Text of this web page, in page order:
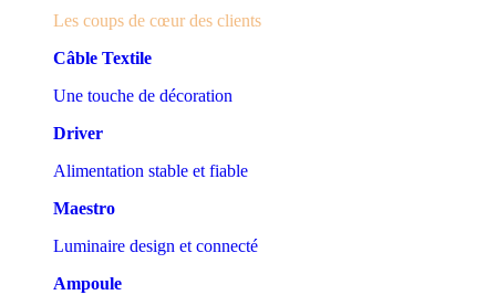
Les coups de cœur des clients
Câble Textile
Une touche de décoration
Driver
Alimentation stable et fiable
Maestro
Luminaire design et connecté
Ampoule